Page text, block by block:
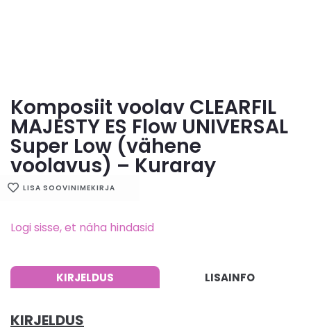
Komposiit voolav CLEARFIL
MAJESTY ES Flow UNIVERSAL
Super Low (vähene
voolavus) – Kuraray
LISA SOOVINIMEKIRJA
Logi sisse, et näha hindasid
KIRJELDUS LISAINFO
KIRJELDUS